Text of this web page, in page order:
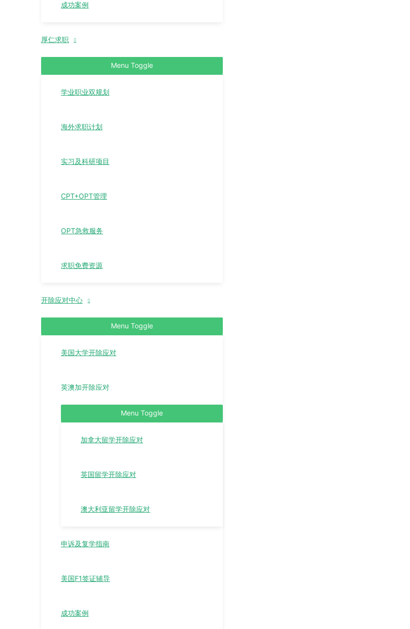
成功案例
厚仁求职
Menu Toggle
学业职业双规划
海外求职计划
实习及科研项目
CPT+OPT管理
OPT急救服务
求职免费资源
开除应对中心
Menu Toggle
美国大学开除应对
英澳加开除应对
Menu Toggle
加拿大留学开除应对
英国留学开除应对
澳大利亚留学开除应对
申诉及复学指南
美国F1签证辅导
成功案例